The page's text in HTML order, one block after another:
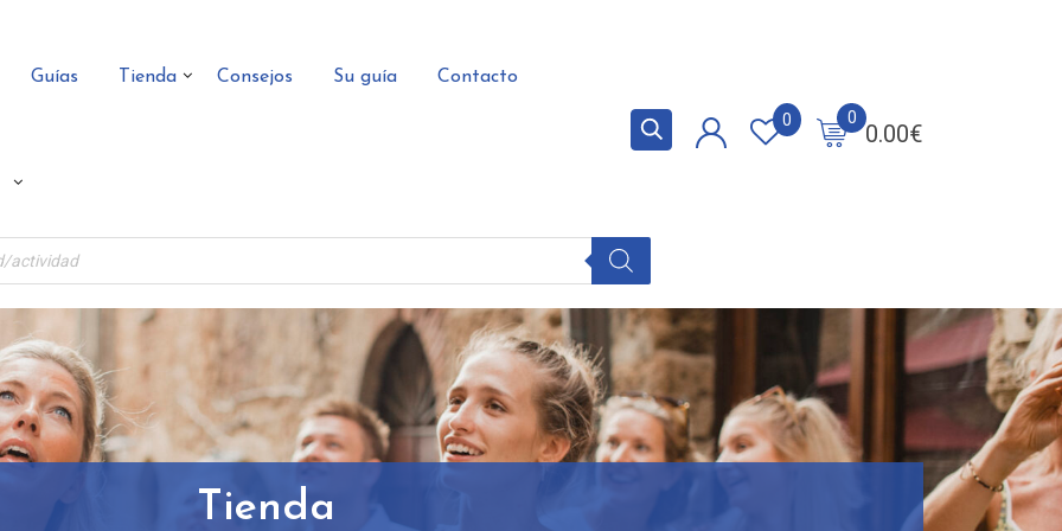
Guías Tienda Consejos Su guía Contacto
0.00€
0
0
Tienda